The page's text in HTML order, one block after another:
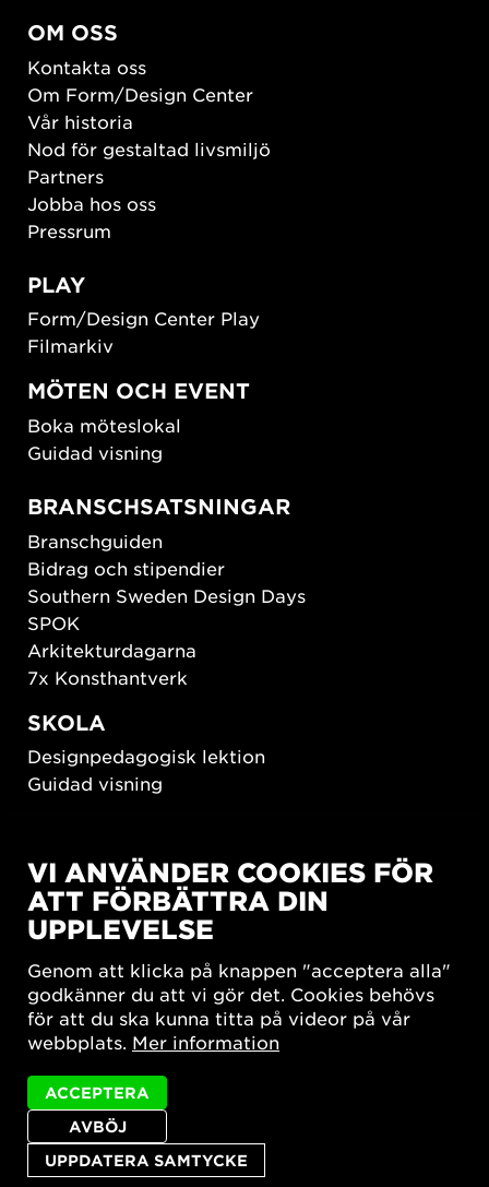
OM OSS
Kontakta oss
Om Form/Design Center
Vår historia
Nod för gestaltad livsmiljö
Partners
Jobba hos oss
Pressrum
PLAY
Form/Design Center Play
Filmarkiv
MÖTEN OCH EVENT
Boka möteslokal
Guidad visning
BRANSCHSATSNINGAR
Branschguiden
Bidrag och stipendier
Southern Sweden Design Days
SPOK
Arkitekturdagarna
7x Konsthantverk
SKOLA
Designpedagogisk lektion
Guidad visning
New European Bauhaus
SUSTAINORDIC
Share Future Living
What Matter_s
Integritetspolicy
Cookie-inställningar
© 2026 Form/Design Center
VI ANVÄNDER COOKIES FÖR
ATT FÖRBÄTTRA DIN
UPPLEVELSE
Genom att klicka på knappen "acceptera alla"
godkänner du att vi gör det. Cookies behövs
för att du ska kunna titta på videor på vår
webbplats. Mer information
UPPDATERA SAMTYCKE
AVBÖJ
ACCEPTERA